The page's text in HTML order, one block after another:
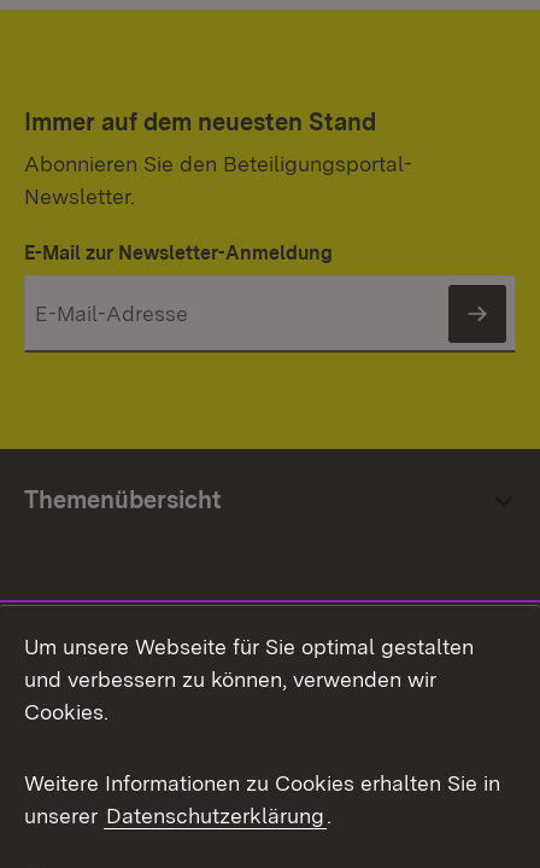
Immer auf dem neuesten Stand
Abonnieren Sie den Beteiligungsportal-
Newsletter.
E-Mail zur Newsletter-Anmeldung
Themenübersicht
Facebook
X / Twitter
Youtube
Um unsere Webseite für Sie optimal gestalten
und verbessern zu können, verwenden wir
Cookies.
Weitere Informationen zu Cookies erhalten Sie in
unserer Datenschutzerklärung.